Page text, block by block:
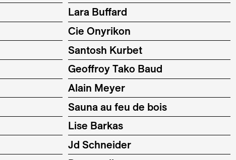
Lara Buffard
Cie Onyrikon
Santosh Kurbet
Geoffroy Tako Baud
Alain Meyer
Sauna au feu de bois
Lise Barkas
Jd Schneider